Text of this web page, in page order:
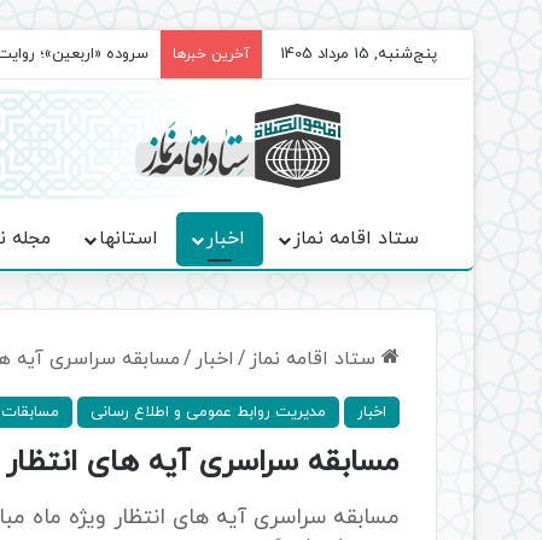
پنج‌شنبه, 15 مرداد 1405 آخرین خبرها سروده‌ «اربعین»؛
ستاد اقامه نماز اخبار استانها مجله
ستاد اقامه نماز / اخبار /مسابقه سراسری آیه
اخبار مدیریت روابط عمومی و اطلاع رسانی مسابقات
مسابقه سراسری آیه های انتظار